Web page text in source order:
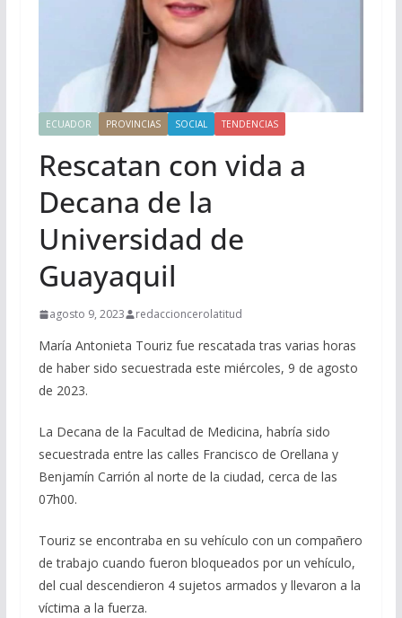
ECUADOR PROVINCIAS SOCIAL TENDENCIAS
Rescatan con vida a
Decana de la
Universidad de
Guayaquil
agosto 9, 2023 redaccioncerolatitud
María Antonieta Touriz fue rescatada tras varias horas
de haber sido secuestrada este miércoles, 9 de agosto
de 2023.
La Decana de la Facultad de Medicina, habría sido
secuestrada entre las calles Francisco de Orellana y
Benjamín Carrión al norte de la ciudad, cerca de las
07h00.
Touriz se encontraba en su vehículo con un compañero
de trabajo cuando fueron bloqueados por un vehículo,
del cual descendieron 4 sujetos armados y llevaron a la
víctima a la fuerza.